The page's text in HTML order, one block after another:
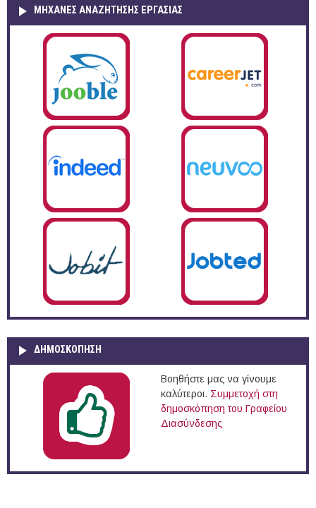
ΜΗΧΑΝΕΣ ΑΝΑΖΗΤΗΣΗΣ ΕΡΓΑΣΙΑΣ
ΔΗΜΟΣΚΌΠΗΣΗ
Βοηθήστε μας να γίνουμε
καλύτεροι. Συμμετοχή στη
δημοσκόπηση του Γραφείου
Διασύνδεσης